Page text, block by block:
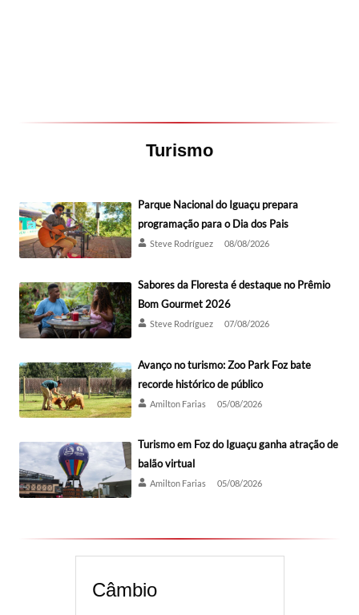
Turismo
Parque Nacional do Iguaçu prepara
programação para o Dia dos Pais
Steve Rodríguez 08/08/2026
Sabores da Floresta é destaque no Prêmio
Bom Gourmet 2026
Steve Rodríguez 07/08/2026
Avanço no turismo: Zoo Park Foz bate
recorde histórico de público
Amilton Farias 05/08/2026
Turismo em Foz do Iguaçu ganha atração de
balão virtual
Amilton Farias 05/08/2026
Câmbio